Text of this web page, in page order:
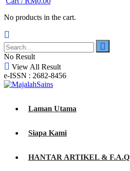
No products in the cart.
No Result
View All Result
e-ISSN : 2682-8456
Laman Utama
Siapa Kami
HANTAR ARTIKEL & F.A.Q